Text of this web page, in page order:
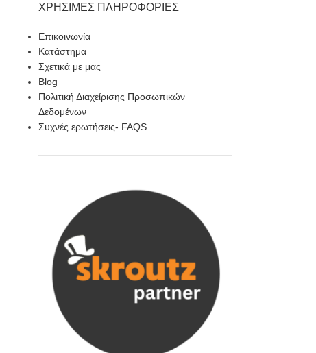
ΧΡΉΣΙΜΕΣ ΠΛΗΡΟΦΟΡΊΕΣ
Επικοινωνία
Κατάστημα
Σχετικά με μας
Blog
Πολιτική Διαχείρισης Προσωπικών
Δεδομένων
Συχνές ερωτήσεις- FAQS